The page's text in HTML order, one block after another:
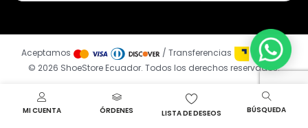
© 2026 ShoeStore Ecuador. Todos los derechos reservados.
Aceptamos / Transferencias
MI CUENTA ÓRDENES LISTA DE DESEOS BÚSQUEDA